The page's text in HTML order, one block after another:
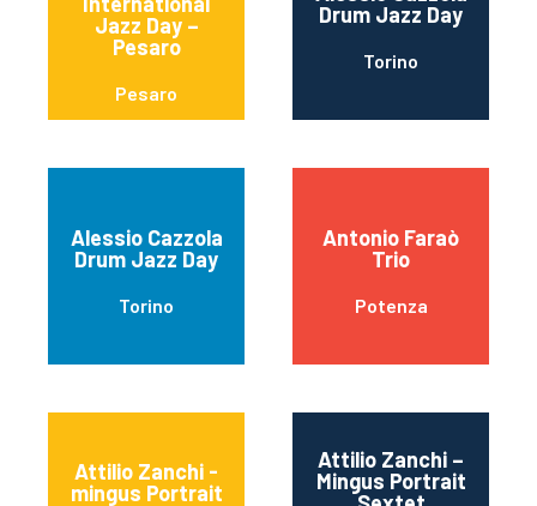
Jazz Day –
Pesaro
Pesaro
Drum Jazz Day
Torino
Alessio Cazzola
Drum Jazz Day
Torino
Antonio Faraò
Trio
Potenza
Attilio Zanchi -
mingus Portrait
Attilio Zanchi –
Mingus Portrait